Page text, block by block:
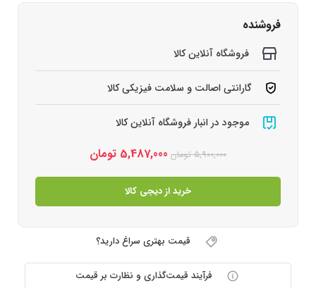
فروشنده
فروشگاه آنلاین کالا
گارانتی اصالت و سلامت فیزیکی کالا
موجود در انبار فروشگاه آنلاین کالا
5,900,000 تومان 5,487,000 تومان
خرید از دیجی کالا
قیمت بهتری سراغ دارید؟
فرآیند قیمت‌گذاری و نظارت بر قیمت